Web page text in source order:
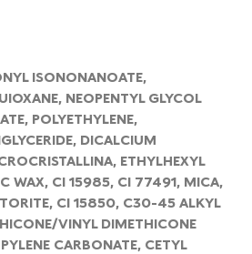
ISONONANOATE,
NEOPENTYL GLYCOL
POLYETHYLENE,
DICALCIUM
ETHYLHEXYL
WAX, CI 15985, CI 77491, MICA,
CI 15850, C30-45 ALKYL
VINYL DIMETHICONE
CARBONATE, CETYL